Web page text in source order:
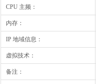
CPU 主频：
内存：
IP 地域信息：
虚拟技术：
备注：